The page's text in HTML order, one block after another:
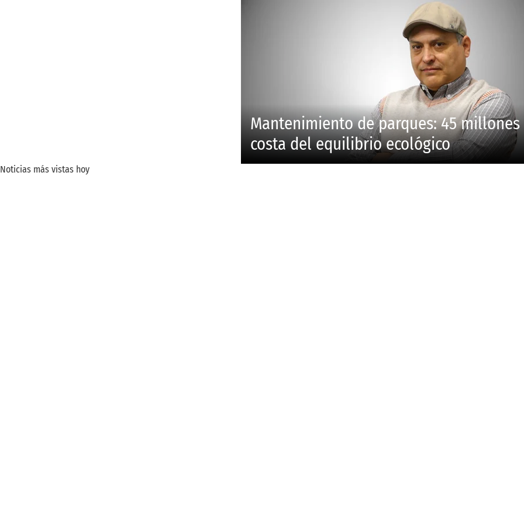
Mantenimiento de parques: 45 millones
costa del equilibrio ecológico
Noticias más vistas hoy